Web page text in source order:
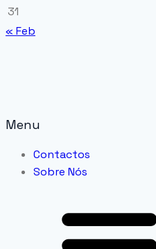
31
« Feb
Menu
Contactos
Sobre Nós